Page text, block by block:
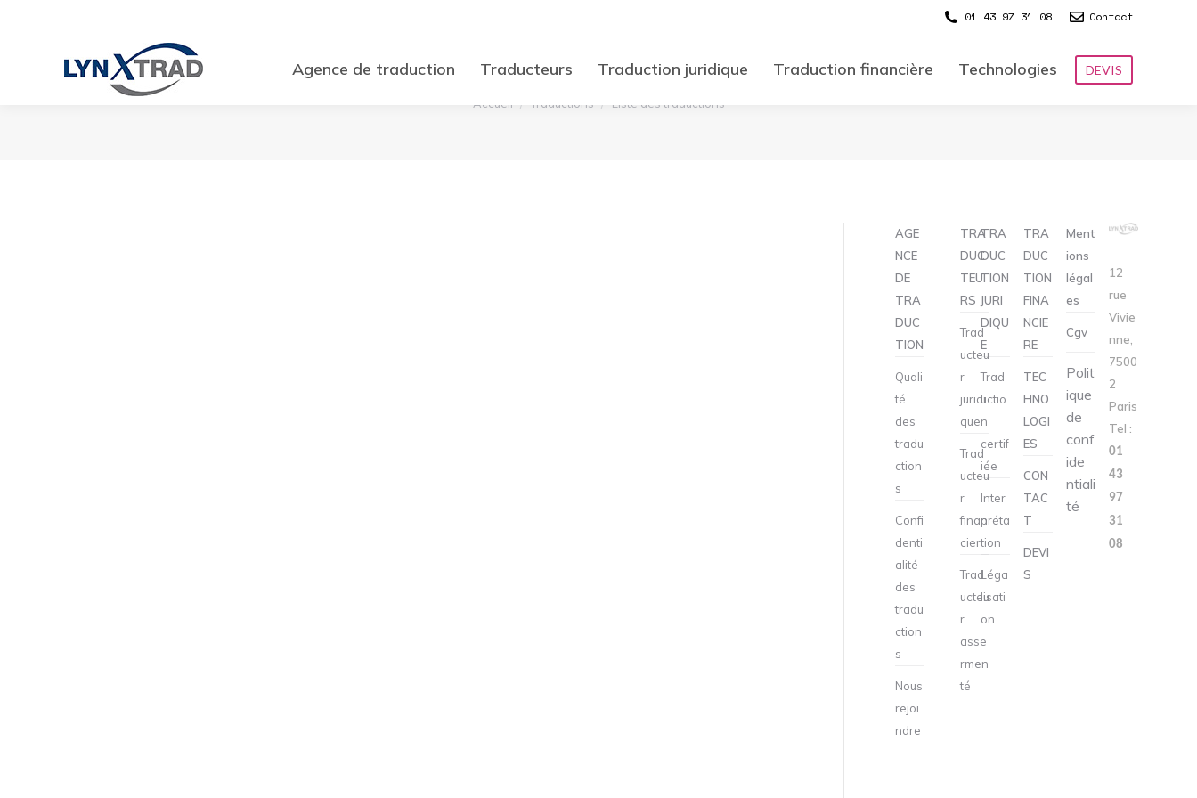
01 43 97 31 08 Contact
Agence de traduction Traducteurs Traduction juridique Traduction financière Technologies DEVIS
LISTE DES TRADUCTIONS
Accueil Traductions Liste des traductions
AGE
NCE
DE
TRA
DUC
TION
Quali
té
des
tradu
ction
s
Confi
denti
alité
des
tradu
ction
s
Nous
rejoi
ndre
TRA
DUC
TEU
RS
Trad
ucteu
r
juridi
que
Trad
ucteu
r
finan
cier
Trad
ucteu
r
asse
rmen
té
TRA
DUC
TION
JURI
DIQU
E
Trad
uctio
n
certif
iée
Inter
préta
tion
Léga
lisati
on
TRA
DUC
TION
FINA
NCIE
RE
TEC
HNO
LOGI
ES
CON
TAC
T
DEVI
S
Ment
ions
légal
es
Cgv
Polit
ique
de
conf
ide
ntiali
té
12
rue
Vivie
nne,
7500
2
Paris
Tel :
01
43
97
31
08